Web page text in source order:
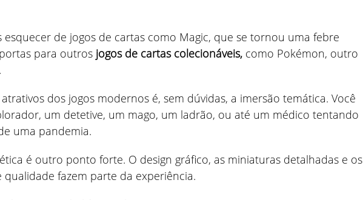
esquecer de jogos de cartas como Magic, que se tornou uma febre
para outros jogos de cartas colecionáveis, como Pokémon, outro
dos jogos modernos é, sem dúvidas, a imersão temática. Você
um detetive, um mago, um ladrão, ou até um médico tentando
uma pandemia.
é outro ponto forte. O design gráfico, as miniaturas detalhadas e os
fazem parte da experiência.